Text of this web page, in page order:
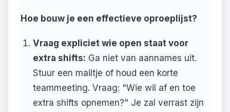
Hoe bouw je een effectieve oproeplijst?
Vraag expliciet wie open staat voor
extra shifts: Ga niet van aannames uit.
Stuur een mailtje of houd een korte
teammeeting. Vraag: "Wie wil af en toe
extra shifts opnemen?" Je zal verrast zijn